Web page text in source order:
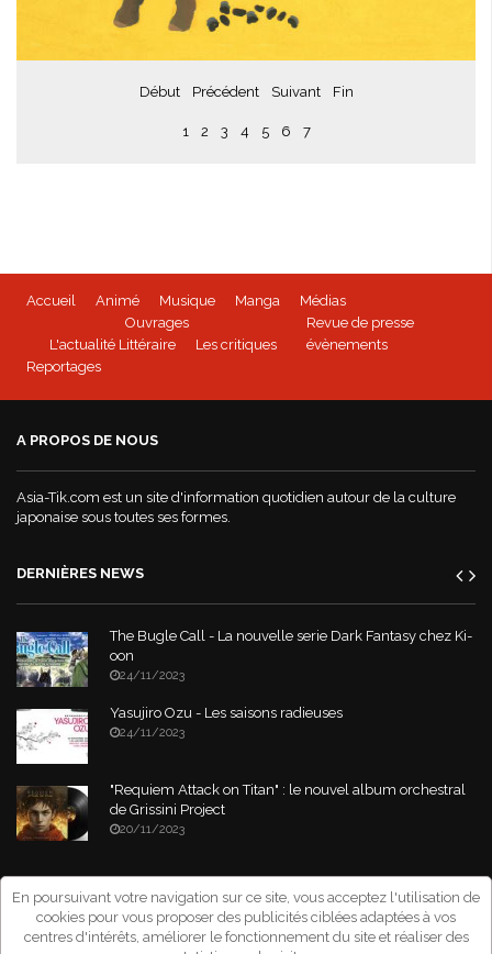
Début Précédent Suivant Fin
1 2 3 4 5 6 7
Accueil Animé Musique Manga
Médias
Ouvrages
L'actualité Littéraire
Les critiques
Revue de presse
évènements
Reportages
A PROPOS DE NOUS
Asia-Tik.com est un site d'information quotidien autour de la culture
japonaise sous toutes ses formes.
DERNIÈRES NEWS
The Bugle Call - La nouvelle serie Dark Fantasy chez Ki-
oon
24/11/2023
Yasujiro Ozu - Les saisons radieuses
24/11/2023
"Requiem Attack on Titan" : le nouvel album orchestral
de Grissini Project
20/11/2023
Copyright © 2026 Asia-Tik.com. All Rights Reserved.- Site déclaré à la
CNIL sous le numéro: 1267151
En poursuivant votre navigation sur ce site, vous acceptez l'utilisation de
cookies pour vous proposer des publicités ciblées adaptées à vos
centres d'intérêts, améliorer le fonctionnement du site et réaliser des